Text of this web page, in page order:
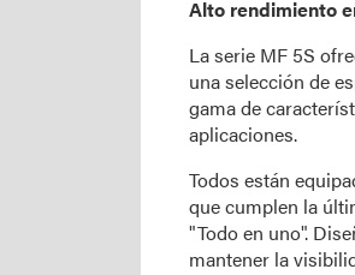
Alto rendimiento
La serie MF 5S
una selección de
gama de
aplicaciones.
Todos están
que cumplen la
"Todo en uno".
mantener la